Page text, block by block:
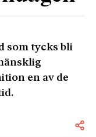
som tycks bli
en av de